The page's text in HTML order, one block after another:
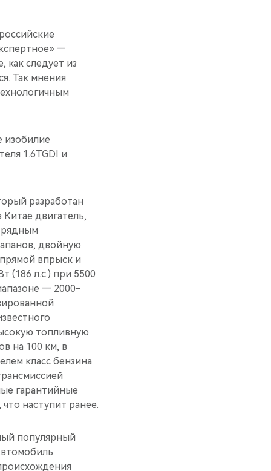
—
следует из
Так мнения
изобилие
1.6TGDI и
разработан
двигатель,
рядным
двойную
впрыск и
(186 л.с.) при 5500
— 2000-
топливную
на 100 км, в
класс бензина
гарантийные
наступит ранее.
популярный